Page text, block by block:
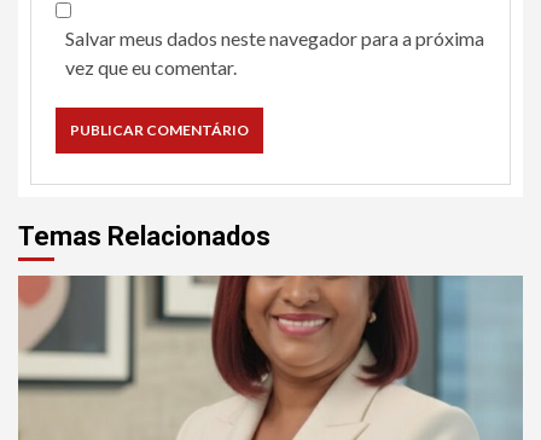
Salvar meus dados neste navegador para a próxima
vez que eu comentar.
Temas Relacionados